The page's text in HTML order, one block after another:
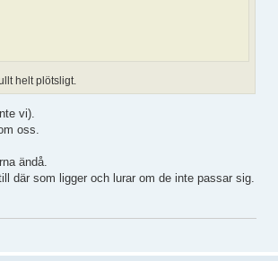
helt plötsligt.
vi).
oss.
ändå.
där som ligger och lurar om de inte passar sig.